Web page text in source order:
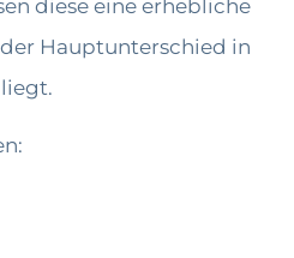
diese eine erhebliche
Hauptunterschied in